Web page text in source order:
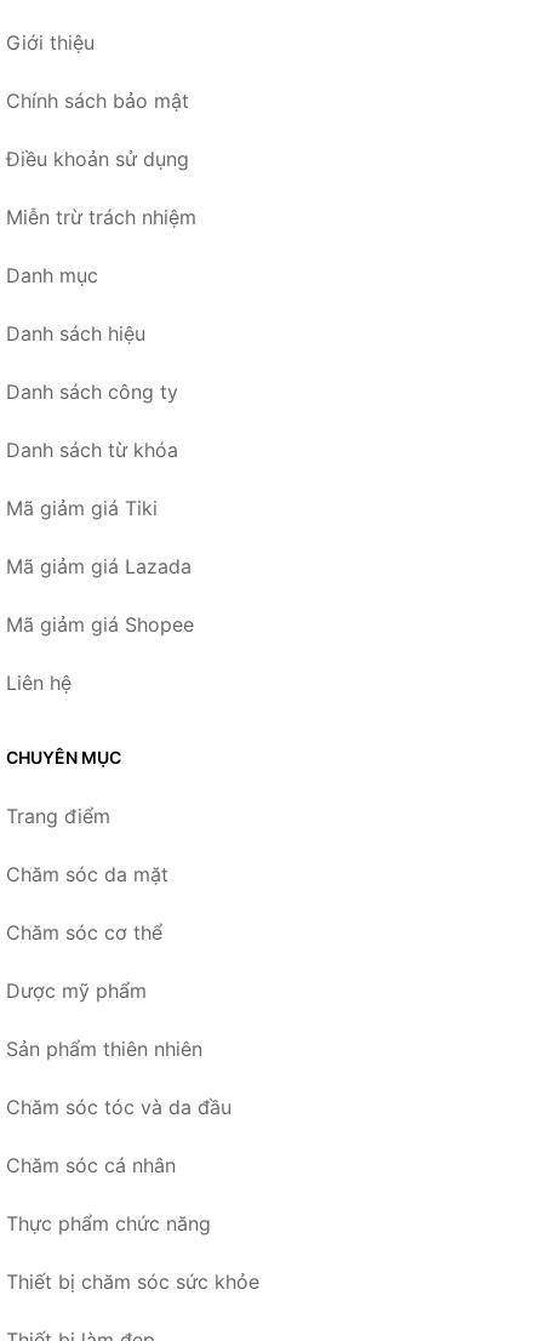
Giới thiệu
Chính sách bảo mật
Điều khoản sử dụng
Miễn trừ trách nhiệm
Danh mục
Danh sách hiệu
Danh sách công ty
Danh sách từ khóa
Mã giảm giá Tiki
Mã giảm giá Lazada
Mã giảm giá Shopee
Liên hệ
CHUYÊN MỤC
Trang điểm
Chăm sóc da mặt
Chăm sóc cơ thể
Dược mỹ phẩm
Sản phẩm thiên nhiên
Chăm sóc tóc và da đầu
Chăm sóc cá nhân
Thực phẩm chức năng
Thiết bị chăm sóc sức khỏe